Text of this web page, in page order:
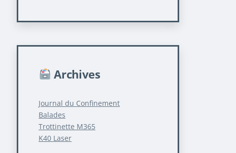
Archives
Journal du Confinement
Balades
Trottinette M365
K40 Laser